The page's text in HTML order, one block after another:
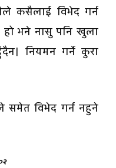
कसैलाई विभेद गर्न
हो भने नासु पनि खुला
नियमन गर्ने कुरा
समेत विभेद गर्न नहुने